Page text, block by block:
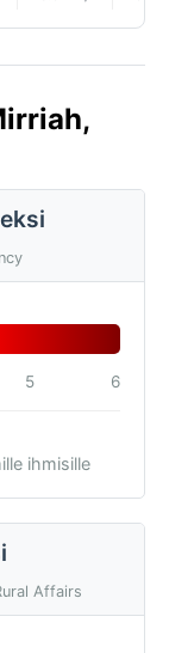
5 6
ihmisille
Affairs